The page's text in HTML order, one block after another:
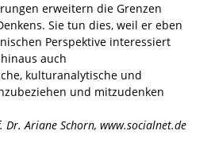
erweitern die Grenzen
Sie tun dies, weil er eben
Perspektive interessiert
auch
kulturanalytische und
und mitzudenken
Dr. Ariane Schorn, www.socialnet.de